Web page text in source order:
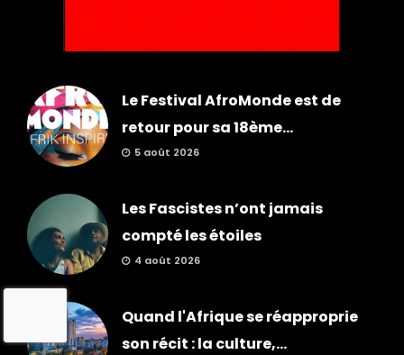
Le Festival AfroMonde est de
retour pour sa 18ème...
5 août 2026
Les Fascistes n’ont jamais
compté les étoiles
4 août 2026
Quand l'Afrique se réapproprie
son récit : la culture,...